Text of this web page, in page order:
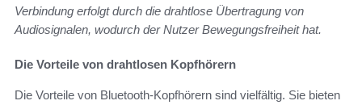
Verbindung erfolgt durch die drahtlose Übertragung von
Audiosignalen, wodurch der Nutzer Bewegungsfreiheit hat.
Die Vorteile von drahtlosen Kopfhörern
Die Vorteile von Bluetooth-Kopfhörern sind vielfältig. Sie bieten